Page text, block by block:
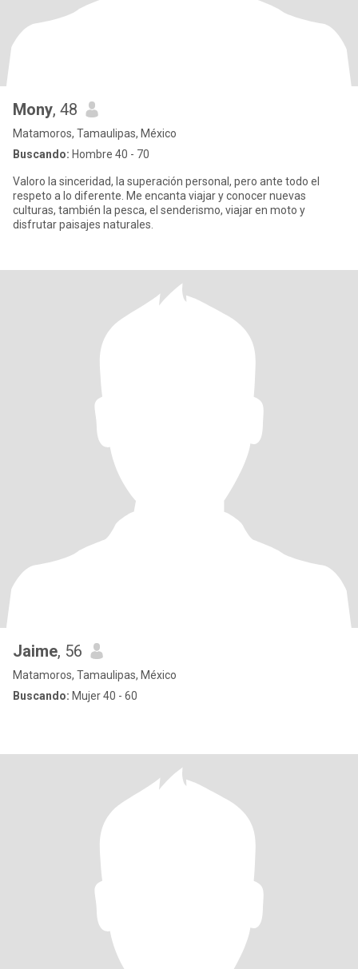
Mony, 48
Matamoros, Tamaulipas, México
Buscando: Hombre 40 - 70
Valoro la sinceridad, la superación personal, pero ante todo el
respeto a lo diferente. Me encanta viajar y conocer nuevas
culturas, también la pesca, el senderismo, viajar en moto y
disfrutar paisajes naturales.
Jaime, 56
Matamoros, Tamaulipas, México
Buscando: Mujer 40 - 60